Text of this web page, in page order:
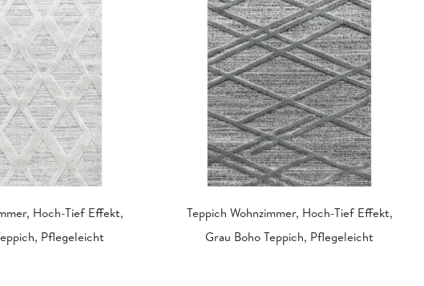
Hoch-Tief Effekt,
Pflegeleicht
Teppich Wohnzimmer, Hoch-Tief Effekt,
Grau Boho Teppich, Pflegeleicht